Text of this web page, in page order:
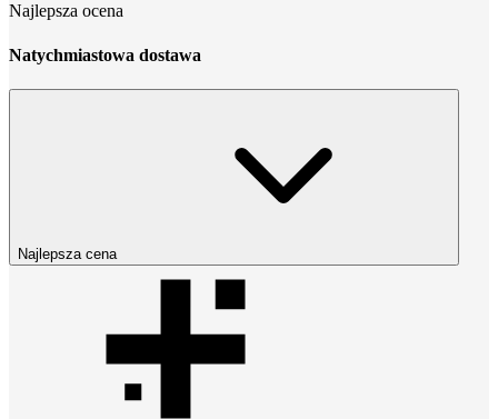
Najlepsza ocena
Natychmiastowa dostawa
Najlepsza cena